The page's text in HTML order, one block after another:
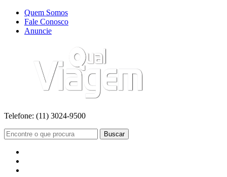
Quem Somos
Fale Conosco
Anuncie
Telefone: (11) 3024-9500
Buscar